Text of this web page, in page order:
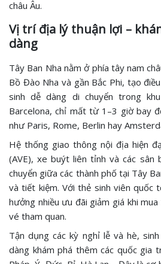
châu Âu.
Vị trí địa lý thuận lợi –
dàng
Tây Ban Nha nằm ở phía tây nam
Bồ Đào Nha và gần Bắc Phi, tạo
sinh dễ dàng di chuyển trong
Barcelona, chỉ mất từ 1–3 giờ bay
như Paris, Rome, Berlin hay
Hệ thống giao thông nội địa hiện
(AVE), xe buýt liên tỉnh và các sân
chuyển giữa các thành phố tại Tây
và tiết kiệm. Với thẻ sinh viên quốc
hưởng nhiều ưu đãi giảm giá khi
vé tham quan.
Tận dụng các kỳ nghỉ lễ và hè,
dàng khám phá thêm các quốc gia